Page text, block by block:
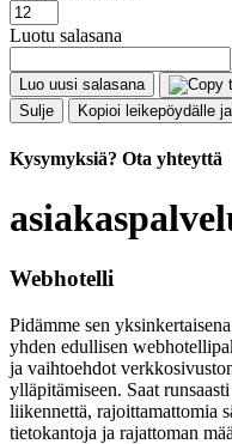
Luotu salasana
Luo uusi salasana
Sulje
Kopioi leikepöydälle
Kysymyksiä? Ota yhteyttä
Webhotelli
Pidämme sen
yhden edullisen
ja vaihtoehdot
ylläpitämiseen. Saat
liikennettä, rajoittamattomia
tietokantoja ja rajattoman